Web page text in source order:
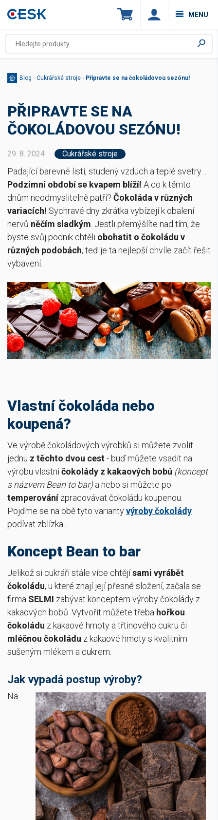
MENU
Blog › Cukrářské stroje › Připravte se na čokoládovou sezónu!
PŘIPRAVTE SE NA
ČOKOLÁDOVOU SEZÓNU!
29. 8. 2024 Cukrářské stroje
Padající barevné listí, studený vzduch a teplé svetry…
Podzimní období se kvapem blíží! A co k těmto
dnům neodmyslitelně patří? Čokoláda v různých
variacích! Sychravé dny zkrátka vybízejí k obalení
nervů něčím sladkým Jestli přemýšlíte nad tím, že
byste svůj podnik chtěli obohatit o čokoládu v
různých podobách, teď je ta nejlepší chvíle začít řešit
vybavení.
Vlastní čokoláda nebo
koupená?
Ve výrobě čokoládových výrobků si můžete zvolit
jednu z těchto dvou cest- buď můžete vsadit na
výrobu vlastníčokolády z kakaových bobů (koncept
s názvem Bean to bar)a nebo si můžete po
temperovánízpracovávat čokoládu koupenou.
Pojďme se na obě tyto variantyvýroby čokolády
podívat zblízka…
Koncept Bean to bar
Jelikož si cukráři stále více chtějísami vyrábět
čokoládu, u které znají její přesné složení, začala se
firma SELMI zabývat konceptem výroby čokolády z
kakaových bobů. Vytvořit můžete třeba hořkou
čokoládu z kakaové hmoty a třtinového cukru či
mléčnou čokoládu z kakaové hmoty s kvalitním
sušeným mlékem a cukrem.
Jak vypadá postup výroby?
Na